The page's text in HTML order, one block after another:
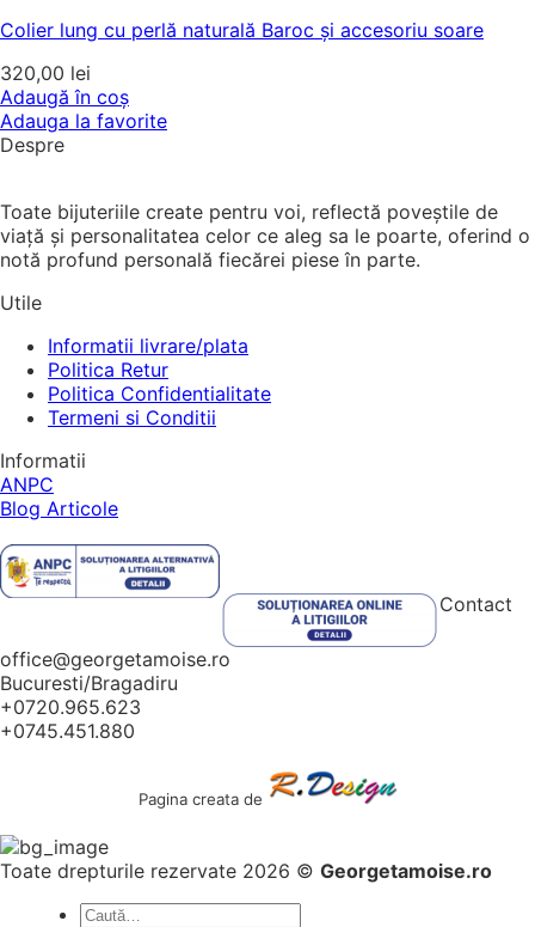
Colier lung cu perlă naturală Baroc și accesoriu soare
320,00 lei
Adaugă în coș
Adauga la favorite
Despre
Toate bijuteriile create pentru voi, reflectă poveștile de
viață și personalitatea celor ce aleg sa le poarte, oferind o
notă profund personală fiecărei piese în parte.
Utile
Informatii livrare/plata
Politica Retur
Politica Confidentialitate
Termeni si Conditii
Informatii
ANPC
Blog Articole
Contact
office@georgetamoise.ro
Bucuresti/Bragadiru
+0720.965.623
+0745.451.880
Pagina creata de
Toate drepturile rezervate 2026 © Georgetamoise.ro
Caută